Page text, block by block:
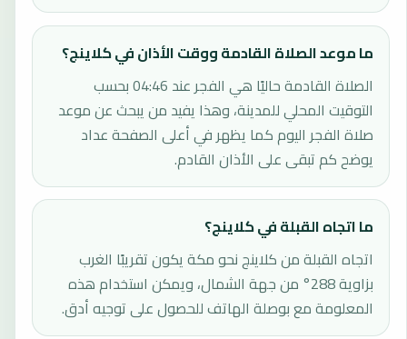
ما موعد الصلاة القادمة ووقت الأذان في كلاينج؟
الصلاة القادمة حاليًا هي الفجر عند 04:46 بحسب
التوقيت المحلي للمدينة، وهذا يفيد من يبحث عن موعد
صلاة الفجر اليوم كما يظهر في أعلى الصفحة عداد
يوضح كم تبقى على الأذان القادم.
ما اتجاه القبلة في كلاينج؟
اتجاه القبلة من كلاينج نحو مكة يكون تقريبًا الغرب
بزاوية 288° من جهة الشمال، ويمكن استخدام هذه
المعلومة مع بوصلة الهاتف للحصول على توجيه أدق.